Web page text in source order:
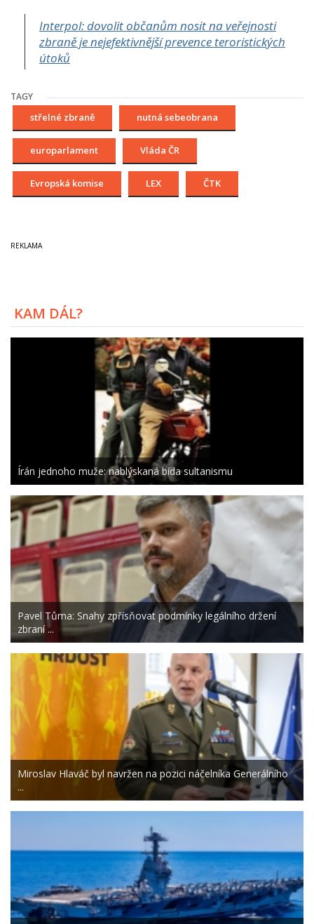
Interpol: dovolit občanům nosit na veřejnosti
zbraně je nejefektivnější prevence teroristických
útoků
TAGY
střelné zbraně nutná sebeobrana
europarlament Vláda ČR
Evropská komise LEX ČTK
KAM DÁL?
Írán jednoho muže: nablýskaná bída sultanismu
Pavel Tůma: Snahy zpřísňovat podmínky legálního držení
zbraní ...
Miroslav Hlaváč byl navržen na pozici náčelníka Generálního
...